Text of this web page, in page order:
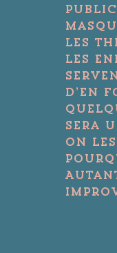
public
Les
les
d’en
sera
on les